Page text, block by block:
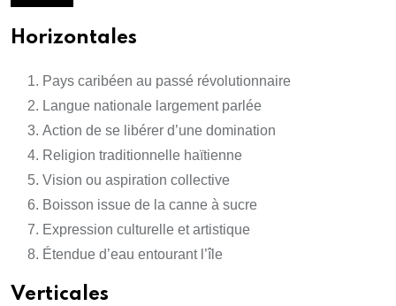
Horizontales
Pays caribéen au passé révolutionnaire
Langue nationale largement parlée
Action de se libérer d’une domination
Religion traditionnelle haïtienne
Vision ou aspiration collective
Boisson issue de la canne à sucre
Expression culturelle et artistique
Étendue d’eau entourant l’île
Verticales